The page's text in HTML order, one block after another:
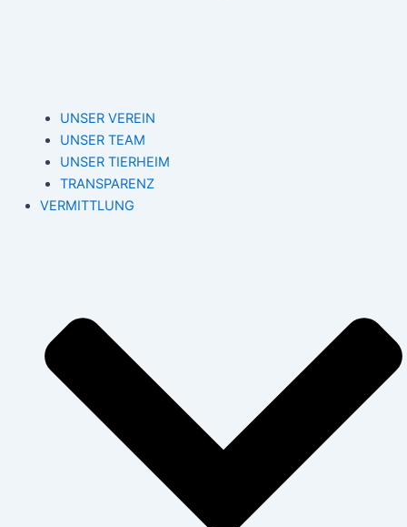
UNSER VEREIN
UNSER TEAM
UNSER TIERHEIM
TRANSPARENZ
VERMITTLUNG